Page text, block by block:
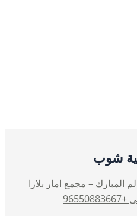
شوب
المبارك – مجمع امار بلازا